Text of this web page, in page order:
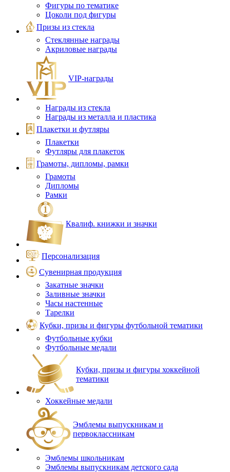
Фигуры по тематике
Цоколи под фигуры
Призы из стекла
Стеклянные награды
Акриловые награды
VIP‑награды
Награды из стекла
Награды из металла и пластика
Плакетки и футляры
Плакетки
Футляры для плакеток
Грамоты, дипломы, рамки
Грамоты
Дипломы
Рамки
Квалиф. книжки и значки
Персонализация
Сувенирная продукция
Закатные значки
Заливные значки
Часы настенные
Тарелки
Кубки, призы и фигуры футбольной тематики
Футбольные кубки
Футбольные медали
Кубки, призы и фигуры хоккейной
тематики
Хоккейные медали
Эмблемы выпускникам и
первоклассникам
Эмблемы школьникам
Эмблемы выпускникам детского сада